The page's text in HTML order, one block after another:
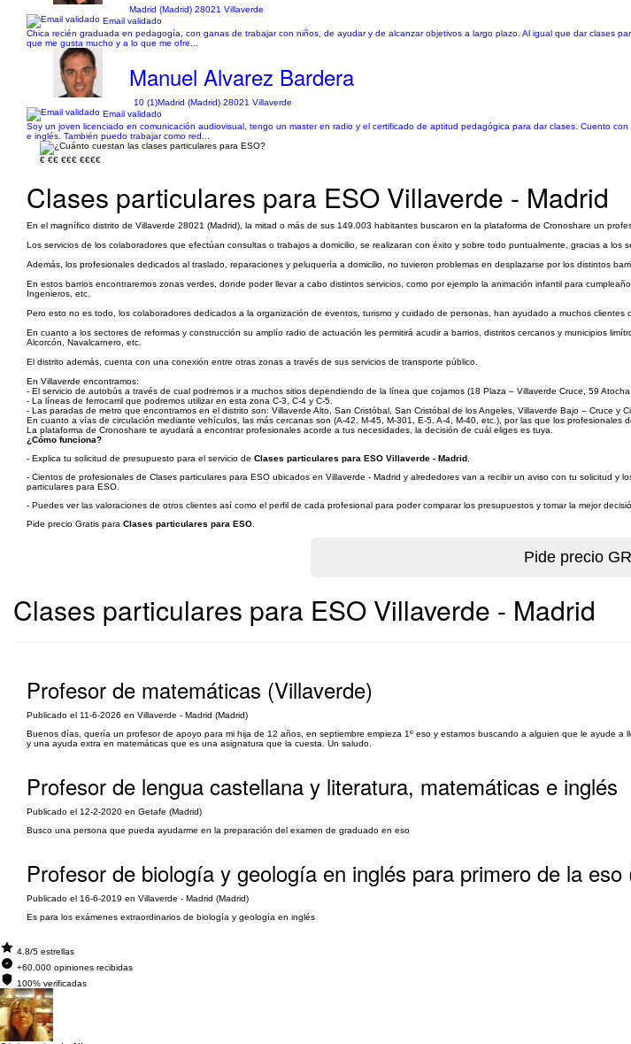
Madrid (Madrid) 28021 Villaverde
Email validado
Chica recién graduada en pedagogía, con ganas de trabajar con niños, de ayudar y de alcanzar objetivos a largo plazo. Al igual que dar clases
que me gusta mucho y a lo que me ofre...
Manuel Alvarez Bardera
10 (1)Madrid (Madrid) 28021 Villaverde
Email validado
Soy un joven licenciado en comunicación audiovisual, tengo un master en radio y el certificado de aptitud pedagógica para dar clases. Cuento
e inglés. También puedo trabajar como red...
€ €€ €€€ €€€€
Clases particulares para ESO Villaverde - Madrid
En el magnífico distrito de Villaverde 28021 (Madrid), la mitad o más de sus 149.003 habitantes buscaron en la plataforma de Cronoshare un
Los servicios de los colaboradores que efectúan consultas o trabajos a domicilio, se realizaran con éxito y sobre todo puntualmente, gracias a los
Además, los profesionales dedicados al traslado, reparaciones y peluquería a domicilio, no tuvieron problemas en desplazarse por los distintos
En estos barrios encontraremos zonas verdes, donde poder llevar a cabo distintos servicios, como por ejemplo la animación infantil para
Ingenieros, etc.
Pero esto no es todo, los colaboradores dedicados a la organización de eventos, turismo y cuidado de personas, han ayudado a muchos
En cuanto a los sectores de reformas y construcción su amplío radio de actuación les permitirá acudir a barrios, distritos cercanos y municipios
Alcorcón, Navalcarnero, etc.
El distrito además, cuenta con una conexión entre otras zonas a través de sus servicios de transporte público.
En Villaverde encontramos:
- El servicio de autobús a través de cual podremos ir a muchos sitios dependiendo de la línea que cojamos (18 Plaza – Villaverde Cruce, 59
- La líneas de ferrocarril que podremos utilizar en esta zona C-3, C-4 y C-5.
- Las paradas de metro que encontramos en el distrito son: Villaverde Alto, San Cristóbal, San Cristóbal de los Angeles, Villaverde Bajo – Cruce y
En cuanto a vías de circulación mediante vehículos, las más cercanas son (A-42, M-45, M-301, E-5, A-4, M-40, etc.), por las que los profesionales
La plataforma de Cronoshare te ayudará a encontrar profesionales acorde a tus necesidades, la decisión de cuál eliges es tuya.
¿Cómo funciona?
- Explica tu solicitud de presupuesto para el servicio de Clases particulares para ESO Villaverde - Madrid
- Cientos de profesionales de Clases particulares para ESO ubicados en Villaverde - Madrid y alrededores van a recibir un aviso con tu solicitud
particulares para ESO.
- Puedes ver las valoraciones de otros clientes así como el perfil de cada profesional para poder comparar los presupuestos y tomar la mejor
Pide precio Gratis para Clases particulares para ESO
Clases particulares para ESO Villaverde - Madrid
Profesor de matemáticas (Villaverde)
Publicado el 11-6-2026 en Villaverde - Madrid (Madrid)
Buenos días, quería un profesor de apoyo para mi hija de 12 años, en septiembre empieza 1º eso y estamos buscando a alguien que le ayude a
y una ayuda extra en matemáticas que es una asignatura que la cuesta. Un saludo.
Profesor de lengua castellana y literatura, matemáticas e inglés
Publicado el 12-2-2020 en Getafe (Madrid)
Busco una persona que pueda ayudarme en la preparación del examen de graduado en eso
Profesor de biología y geología en inglés para primero de la eso
Publicado el 16-6-2019 en Villaverde - Madrid (Madrid)
Es para los exámenes extraordinarios de biología y geología en inglés
4.8/5 estrellas
+60.000 opiniones recibidas
100% verificadas